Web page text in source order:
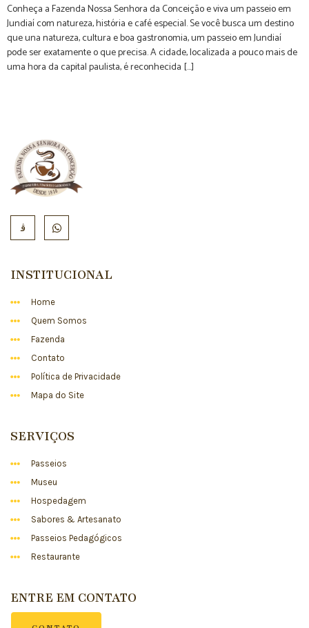
Conheça a Fazenda Nossa Senhora da Conceição e viva um passeio em
Jundiaí com natureza, história e café especial. Se você busca um destino
que una natureza, cultura e boa gastronomia, um passeio em Jundiaí
pode ser exatamente o que precisa. A cidade, localizada a pouco mais de
uma hora da capital paulista, é reconhecida […]
INSTITUCIONAL
Home
Quem Somos
Fazenda
Contato
Política de Privacidade
Mapa do Site
SERVIÇOS
Passeios
Museu
Hospedagem
Sabores & Artesanato
Passeios Pedagógicos
Restaurante
ENTRE EM CONTATO